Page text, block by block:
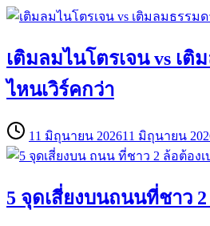
เติมลมไนโตรเจน vs เ
ไหนเวิร์คกว่า
11 มิถุนายน 202611 มิถุนายน
5 จุดเสี่ยงบนถนนที่ชาว 2